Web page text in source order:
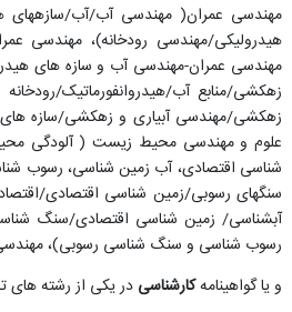
مهندسی عمران( مهندسی آب/آب/سازه­های
هیدرولیکی/مهندسی رودخانه)، مهندسی
مهندسی عمران-مهندسی آب و سازه های
زهکشی/منابع آب/هیدروانفورماتیک/
زهکشی/مهندسی آبیاری و زهکشی/سازه
علوم و مهندسی محیط زیست ( آلودگی
شناسی اقتصادی، آب زمین شناسی، رسوب
سنگهای رسوبی/زمین شناسی اقتصادی/
آبشناسی/ زمین شناسی اقتصادی/سنگ
رسوب شناسی و سنگ شناسی رسوبی)،
و یا گواهینامهکارشناسی در یکی از رشته های